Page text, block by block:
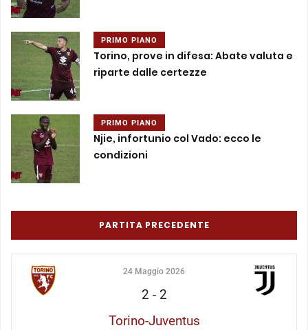
PRIMO PIANO
Torino, prove in difesa: Abate valuta e
riparte dalle certezze
PRIMO PIANO
Njie, infortunio col Vado: ecco le
condizioni
PARTITA PRECEDENTE
24 Maggio 2026
2 - 2
Torino-Juventus